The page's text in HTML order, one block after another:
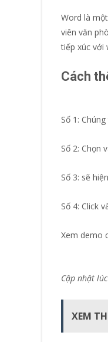
Word là
viên văn
tiếp xúc với
Cách
Số 1:
Số 2: Chọn
Số 3: sẽ
Số 4: Click
Xem demo
Cập nhật
XEM